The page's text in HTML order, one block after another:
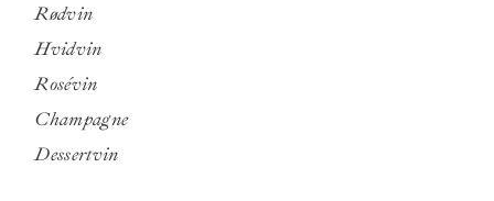
Rødvin
Hvidvin
Rosévin
Champagne
Dessertvin